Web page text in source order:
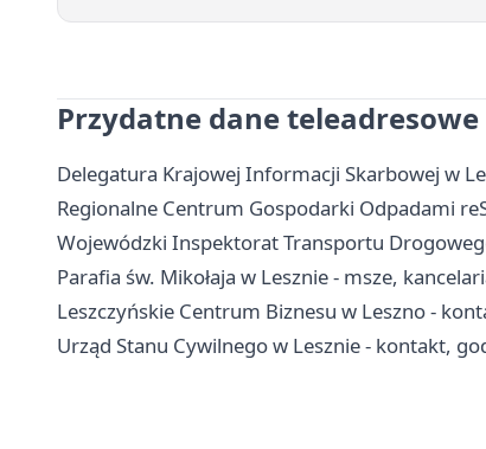
Przydatne dane teleadresowe
Delegatura Krajowej Informacji Skarbowej w
Regionalne Centrum Gospodarki Odpadami
Wojewódzki Inspektorat Transportu
Parafia św. Mikołaja w Lesznie - msze,
Leszczyńskie Centrum Biznesu w Leszno -
Urząd Stanu Cywilnego w Lesznie - kontakt,